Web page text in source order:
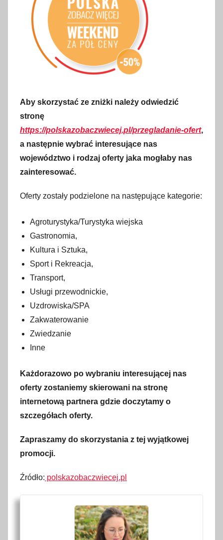
Aby skorzystać ze zniżki należy odwiedzić
stronę
https://polskazobaczwiecej.pl/przegladanie-ofert,
a następnie wybrać interesujące nas
województwo i rodzaj oferty jaka mogłaby nas
zainteresować.
Oferty zostały podzielone na następujące kategorie:
Agroturystyka/Turystyka wiejska
Gastronomia,
Kultura i Sztuka,
Sport i Rekreacja,
Transport,
Usługi przewodnickie,
Uzdrowiska/SPA
Zakwaterowanie
Zwiedzanie
Inne
Każdorazowo po wybraniu interesującej nas
oferty zostaniemy skierowani na stronę
internetową partnera gdzie doczytamy o
szczegółach oferty.
Zapraszamy do skorzystania z tej wyjątkowej
promocji.
Źródło: polskazobaczwiecej.pl